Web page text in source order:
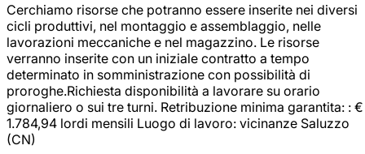
Cerchiamo risorse che potranno essere inserite nei diversi
cicli produttivi, nel montaggio e assemblaggio, nelle
lavorazioni meccaniche e nel magazzino. Le risorse
verranno inserite con un iniziale contratto a tempo
determinato in somministrazione con possibilità di
proroghe.Richiesta disponibilità a lavorare su orario
giornaliero o sui tre turni. Retribuzione minima garantita: : €
1.784,94 lordi mensili Luogo di lavoro: vicinanze Saluzzo
(CN)